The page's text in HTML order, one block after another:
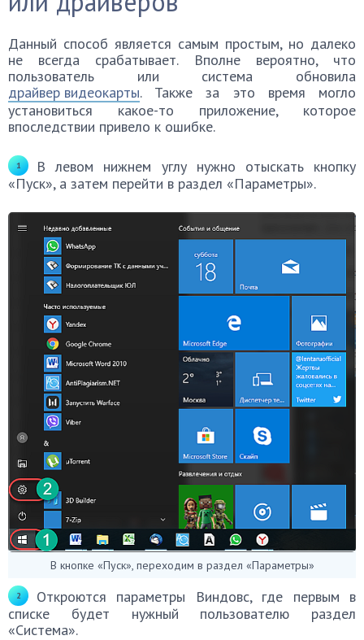
Данный способ является самым простым, но далеко
не всегда срабатывает. Вполне вероятно, что
пользователь или система обновила
драйвер видеокарты. Также за это время могло
установиться какое-то приложение, которое
впоследствии привело к ошибке.
В левом нижнем углу нужно отыскать кнопку
«Пуск», а затем перейти в раздел «Параметры».
В кнопке «Пуск», переходим в раздел «Параметры»
Откроются параметры Виндовс, где первым в
списке будет нужный пользователю раздел
«Система».